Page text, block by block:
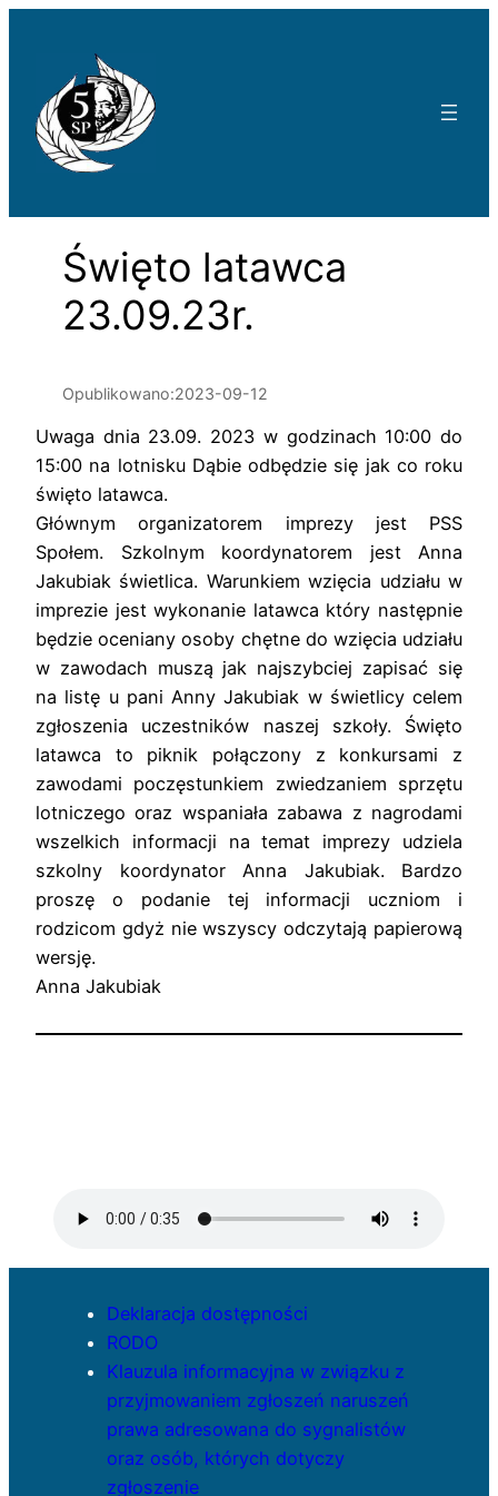
Święto latawca
23.09.23r.
Opublikowano:2023-09-12
Uwaga dnia 23.09. 2023 w godzinach 10:00 do
15:00 na lotnisku Dąbie odbędzie się jak co roku
święto latawca.
Głównym organizatorem imprezy jest PSS
Społem. Szkolnym koordynatorem jest Anna
Jakubiak świetlica. Warunkiem wzięcia udziału w
imprezie jest wykonanie latawca który następnie
będzie oceniany osoby chętne do wzięcia udziału
w zawodach muszą jak najszybciej zapisać się
na listę u pani Anny Jakubiak w świetlicy celem
zgłoszenia uczestników naszej szkoły. Święto
latawca to piknik połączony z konkursami z
zawodami poczęstunkiem zwiedzaniem sprzętu
lotniczego oraz wspaniała zabawa z nagrodami
wszelkich informacji na temat imprezy udziela
szkolny koordynator Anna Jakubiak. Bardzo
proszę o podanie tej informacji uczniom i
rodzicom gdyż nie wszyscy odczytają papierową
wersję.
Anna Jakubiak
Deklaracja dostępności
RODO
Klauzula informacyjna w związku z
przyjmowaniem zgłoszeń naruszeń
prawa adresowana do sygnalistów
oraz osób, których dotyczy
zgłoszenie